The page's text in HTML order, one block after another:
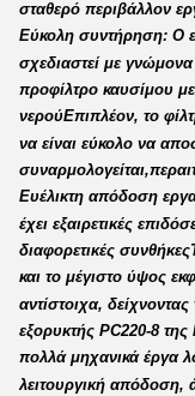
σταθερό περιβάλλον
Εύκολη συντήρηση: Ο
σχεδιαστεί με
προφίλτρο καυσίμου
νερούΕπιπλέον, το
να είναι εύκολο να
Ευέλικτη απόδοση
έχει εξαιρετικές
διαφορετικές
και το μέγιστο ύψος
αντίστοιχα,
εξορυκτής PC220-8 της
πολλά μηχανικά έργα
λειτουργική απόδοση,